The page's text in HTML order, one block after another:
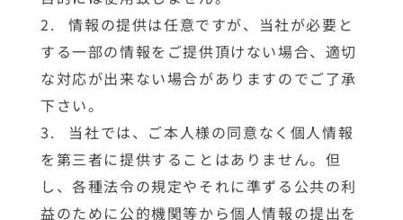
情報の提供は任意ですが、当社が必要と
する一部の情報をご提供頂けない場合、適切
な対応が出来ない場合がありますのでご了承
下さい。
当社では、ご本人様の同意なく個人情報
を第三者に提供することはありません。但
し、各種法令の規定やそれに準ずる公共の利
益のために公的機関等から個人情報の提出を